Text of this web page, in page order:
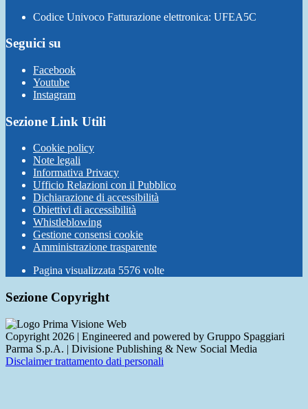
Codice Univoco Fatturazione elettronica: UFEA5C
Seguici su
Facebook
Youtube
Instagram
Sezione Link Utili
Cookie policy
Note legali
Informativa Privacy
Ufficio Relazioni con il Pubblico
Dichiarazione di accessibilità
Obiettivi di accessibilità
Whistleblowing
Gestione consensi cookie
Amministrazione trasparente
Pagina visualizzata 5576 volte
Sezione Copyright
Copyright 2026 | Engineered and powered by Gruppo Spaggiari
Parma S.p.A. | Divisione Publishing & New Social Media
Disclaimer trattamento dati personali